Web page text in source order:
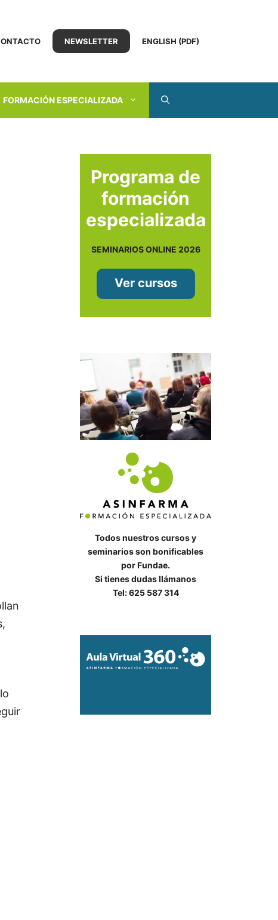
NEWSLETTER ENGLISH (PDF)
FORMACIÓN ESPECIALIZADA
Programa de
formación
especializada
SEMINARIOS ONLINE 2026
Ver cursos
Todos nuestros cursos y
seminarios son bonificables
por Fundae.
Si tienes dudas llámanos
Tel: 625 587 314